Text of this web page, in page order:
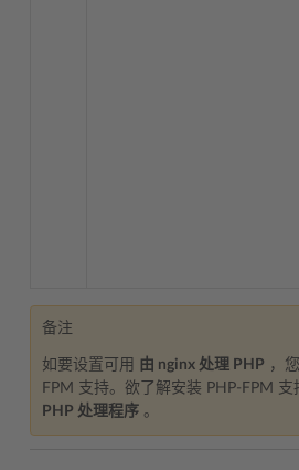
备注
如要设置可用 由 nginx 处理 PHP ，
FPM 支持。欲了解安装 PHP-FPM 支
PHP 处理程序 。